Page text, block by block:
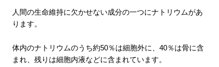
人間の生命維持に欠かせない成分の一つにナトリウムがあ
ります。
体内のナトリウムのうち約50％は細胞外に、40％は骨に含
まれ、残りは細胞内液などに含まれています。